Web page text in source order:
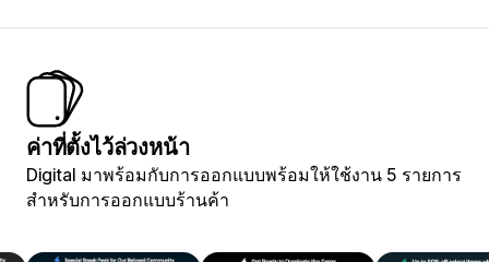
ค่าที่ตั้งไว้ล่วงหน้า
Digital มาพร้อมกับการออกแบบพร้อมให้ใช้งาน 5 รายการ
สำหรับการออกแบบร้านค้า